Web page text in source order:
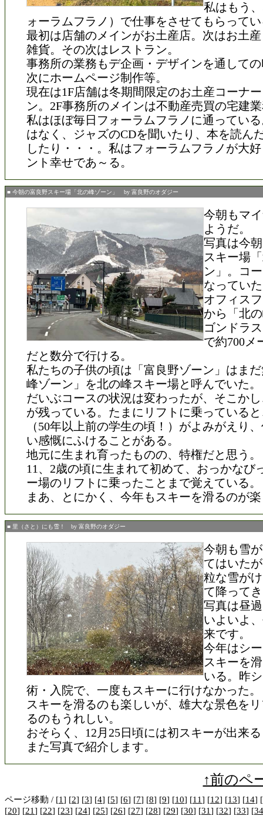
私はもう
ォーラムフラノ）で仕事をさせてもらって
最初は店舗のメインがお土産店。次はお土
雑貨。その次はレストラン。
事務所の業務もデ企画・デザインを通して
次にホームページ制作等。
現在は1F店舗は冬期間限定のお土産コーナ
ン。2F事務所のメインは不動産売買の宅建
私はほぼ毎日フォーラムフラノに通ってい
はなく、ジャズのCDを聞いたり、本を読ん
したり・・・。私はフォーラムフラノが大
ント幸せであ～る。
■ 今朝の富良野スキー場「北の峰ゾーン」 by 富良野のオダジー
今朝もマ
ようだ。
写真は今
スキー場
ン」。コ
なってい
オフィス
から「北
ゴンドラ
で約700メ
だと数分で行ける。
私たちの子供の頃は「富良野ゾーン」はま
峰ゾーン」を北の峰スキー場と呼んでいた。
だいぶコースの状況は変わったが、そこか
が残っている。たまにリフトに乗っている
（50年以上前の学生の頃！）がよみがえり
い感慨にふけることがある。
地元に生まれ育ったものの、特権だと思う。
11、2歳の頃に生まれて初めて、おっかなび
ー場のリフトに乗ったことまで覚えている。
まあ、とにかく、今年もスキーを滑るのが
■ 里（さと）にも雪！ by 富良野のオダジー
今朝も雪
てはいた
粒な雪が
て降って
写真は昼
いよいよ
来です。
今年はシ
スキーを
いる。昨
術・入院で、一度もスキーに行けなかった。
スキーを滑るのも楽しいが、雄大な景色を
るのもうれしい。
おそらく、12月25日頃には初スキーが出来
また写真で紹介します。
↑前のペ
ページ移動 / [1] [2] [3] [4] [5] [6] [7] [8] [9] [10] [11] [12] [13] [14] [
[20] [21] [22] [23] [24] [25] [26] [27] [28] [29] [30] [31] [32] [33] [34